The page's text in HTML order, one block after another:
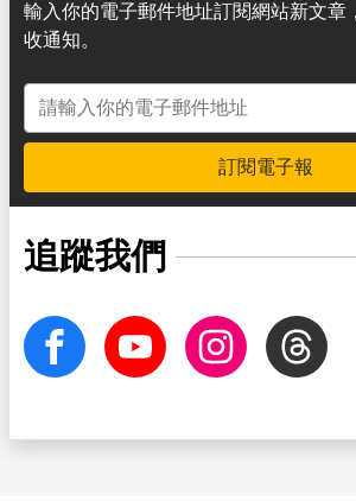
輸入你的電子郵件地址訂閱網站新文章
收通知。
電子郵件地址
訂閱電子報
追蹤我們
facebook Youtube InstagramThreads